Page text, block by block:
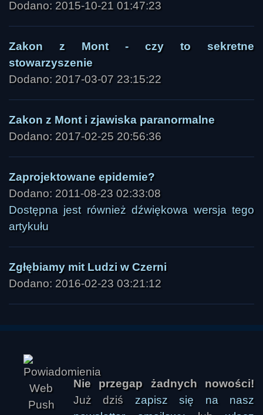
Dodano: 2015-10-21 01:47:23
Zakon z Mont - czy to sekretne
stowarzyszenie
Dodano: 2017-03-07 23:15:22
Zakon z Mont i zjawiska paranormalne
Dodano: 2017-02-25 20:56:36
Zaprojektowane epidemie?
Dodano: 2011-08-23 02:33:08
Dostępna jest również dźwiękowa wersja tego
artykułu
Zgłębiamy mit Ludzi w Czerni
Dodano: 2016-02-23 03:21:12
Nie przegap żadnych nowości!
Już dziś zapisz się na nasz